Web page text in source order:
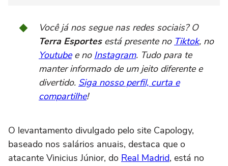
Você já nos segue nas redes sociais? O
Terra Esportesestá presente no Tiktok, no
Youtubee no Instagram. Tudo para te
manter informado de um jeito diferente e
divertido. Siga nosso perfil, curta e
compartilhe!
O levantamento divulgado pelo site Capology,
baseado nos salários anuais, destaca que o
atacante Vinicius Júnior, do Real Madrid, está no